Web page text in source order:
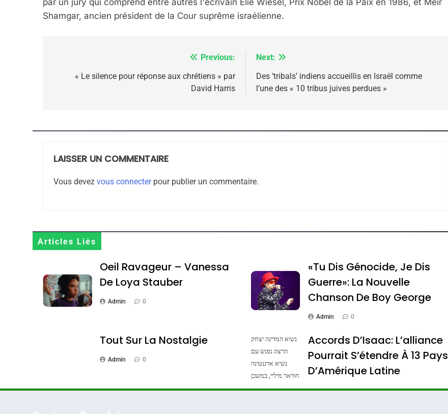
par un jury qui comprend entre autres l'écrivain Elie Wiesel, Prix Nobel de la Paix en 1986, et Meir
Shamgar, ancien président de la Cour suprême israélienne.
Previous:
« Le silence pour réponse aux chrétiens » par
David Harris
Next:
Des ‘tribals’ indiens accueillis en Israël comme
l’une des « 10 tribus juives perdues »
LAISSER UN COMMENTAIRE
Vous devez vous connecterpour publier un commentaire.
Articles Liés
Oeil Ravageur – Vanessa
De Loya Stauber
Admin 0
«Tu Dis Génocide, Je Dis
Guerre»: La Nouvelle
Chanson De Boy George
Admin 0
Tout Sur La Nostalgie
Admin 0
נשיא המדינה יצחק
הרצוג נפגש עם
נשיא ארגנטינה
חוויאר מיליי, במשכן
הנשיא בירושלים.
Accords D’Isaac: L’alliance
Pourrait S’étendre À 13 Pays
D’Amérique Latine
Admin 0
CE QUI NOUS MANQUE – Jacques Hadida
Terroir
Oeil Ravageur – Vanessa De Loya Stauber